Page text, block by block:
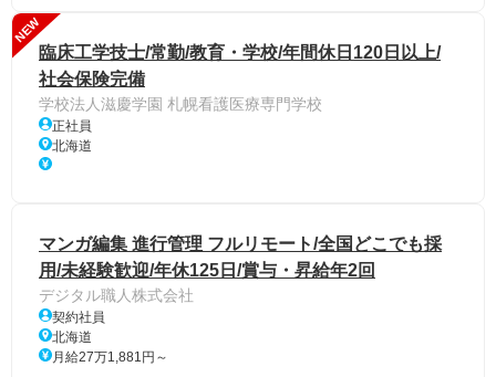
NEW
臨床工学技士/常勤/教育・学校/年間休日120日以上/
社会保険完備
学校法人滋慶学園 札幌看護医療専門学校
正社員
北海道
マンガ編集 進行管理 フルリモート/全国どこでも採
用/未経験歓迎/年休125日/賞与・昇給年2回
デジタル職人株式会社
契約社員
北海道
月給27万1,881円～